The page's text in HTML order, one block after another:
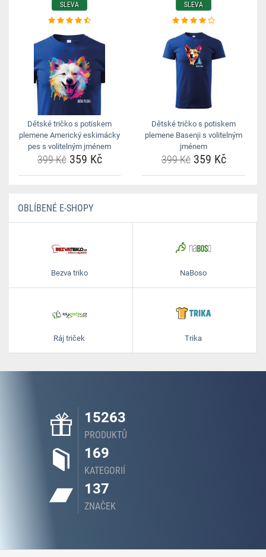
SLEVA
Dětské tričko s potiskem
plemene Americký eskimácky
pes s volitelným jménem
399 Kč359 Kč
SLEVA
Dětské tričko s potiskem
plemene Basenji s volitelným
jménem
399 Kč359 Kč
OBLÍBENÉ E-SHOPY
Bezva triko NaBoso
Ráj triček Trika
15263
PRODUKTŮ
169
KATEGORIÍ
137
ZNAČEK